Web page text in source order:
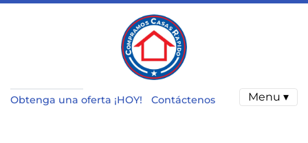
Obtenga una oferta ¡HOY! Contáctenos Menu ▾